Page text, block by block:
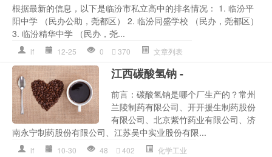
根据最新的信息，以下是临汾市私立高中的排名情况： 1. 临汾平
阳中学 （民办公助，尧都区） 2. 临汾同盛学校 （民办，尧都区）
3. 临汾精华中学 （民办，尧...
lf 12-25 0 370 文章列表
江西碳酸氢钠 -
前言：碳酸氢钠是哪个厂生产的？常州
兰陵制药有限公司、开开援生制药股份
有限公司、北京紫竹药业有限公司、济
南永宁制药股份有限公司、江苏吴中实业股份有限...
lf 10-30 48 402 化学工业